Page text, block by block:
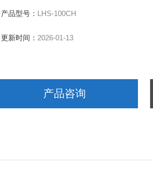
产品型号： LHS-100CH
更新时间： 2026-01-13
产品咨询